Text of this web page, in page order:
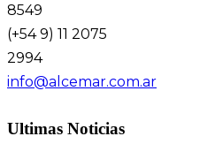
8549
(+54 9) 11 2075
2994
info@alcemar.com.ar
Ultimas Noticias